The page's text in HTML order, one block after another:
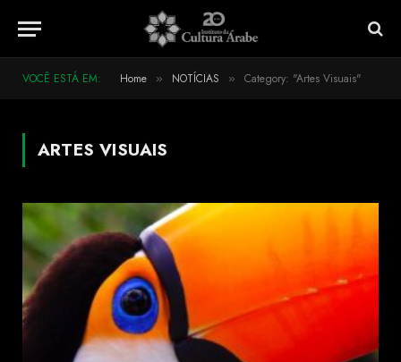
VOCÊ ESTÁ EM: Home » NOTÍCIAS » Category: "Artes Visuais"
ARTES VISUAIS